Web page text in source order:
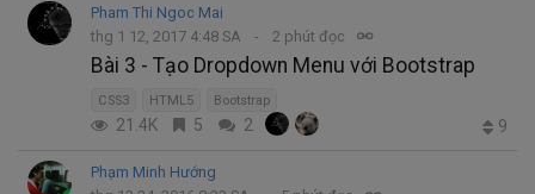
Pham Thi Ngoc Mai
thg 1 12, 2017 4:48 SA
2 phút đọc
Bài 3 - Tạo Dropdown Menu với Bootstrap
CSS3 HTML5 Bootstrap
21.4K 5 2 9
Phạm Minh Hướng